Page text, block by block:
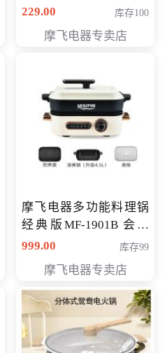
168元
229.00 库存100
摩飞电器专卖店
摩飞电器多功能料理锅
经典版MF-1901B 会员
专享价399元
999.00 库存99
摩飞电器专卖店